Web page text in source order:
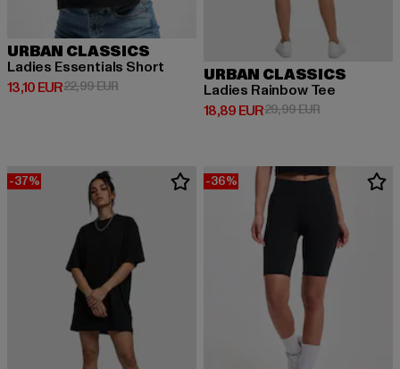
URBAN CLASSICS
Ladies Essentials Short
13,10 EUR
Derzeitiger Preis: 13,10 EUR
22,99 EURAktionspreis: 22,99 EUR
URBAN CLASSICS
Ladies Rainbow Tee
18,89 EUR
Derzeitiger Preis: 18,89 EUR
29,99 EURAktionspreis:
-37% -36%